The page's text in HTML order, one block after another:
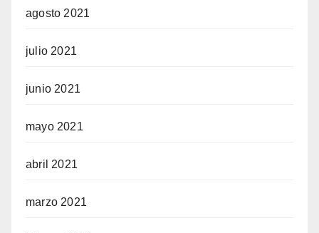
agosto 2021
julio 2021
junio 2021
mayo 2021
abril 2021
marzo 2021